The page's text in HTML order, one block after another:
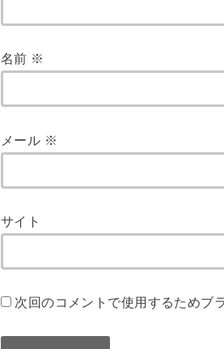
名前 ※
メール ※
サイト
次回のコメントで使用するためブ